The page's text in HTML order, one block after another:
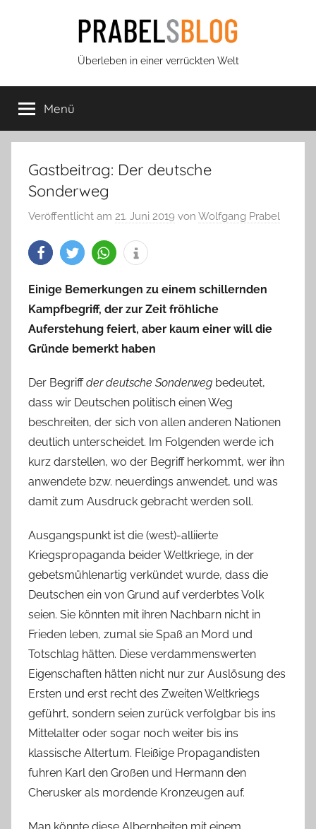
Prabels
Blog
Überleben in einer verrückten Welt
Menü
Gastbeitrag: Der deutsche
Sonderweg
Veröffentlicht am 21. Juni 2019 von Wolfgang Prabel
Einige Bemerkungen zu einem schillernden
Kampfbegriff, der zur Zeit fröhliche
Auferstehung feiert, aber kaum einer will die
Gründe bemerkt haben
Der Begriffder deutsche Sonderweg bedeutet,
dass wir Deutschen politisch einen Weg
beschreiten, der sich von allen anderen Nationen
deutlich unterscheidet. Im Folgenden werde ich
kurz darstellen, wo der Begriff herkommt, wer ihn
anwendete bzw. neuerdings anwendet, und was
damit zum Ausdruck gebracht werden soll.
Ausgangspunkt ist die (west)-alliierte
Kriegspropaganda beider Weltkriege, in der
gebetsmühlenartig verkündet wurde, dass die
Deutschen ein von Grund auf verderbtes Volk
seien. Sie könnten mit ihren Nachbarn nicht in
Frieden leben, zumal sie Spaß an Mord und
Totschlag hätten. Diese verdammenswerten
Eigenschaften hätten nicht nur zur Auslösung des
Ersten und erst recht des Zweiten Weltkriegs
geführt, sondern seien zurück verfolgbar bis ins
Mittelalter oder sogar noch weiter bis ins
klassische Altertum. Fleißige Propagandisten
fuhren Karl den Großen und Hermann den
Cherusker als mordende Kronzeugen auf.
Man könnte diese Albernheiten mit einem